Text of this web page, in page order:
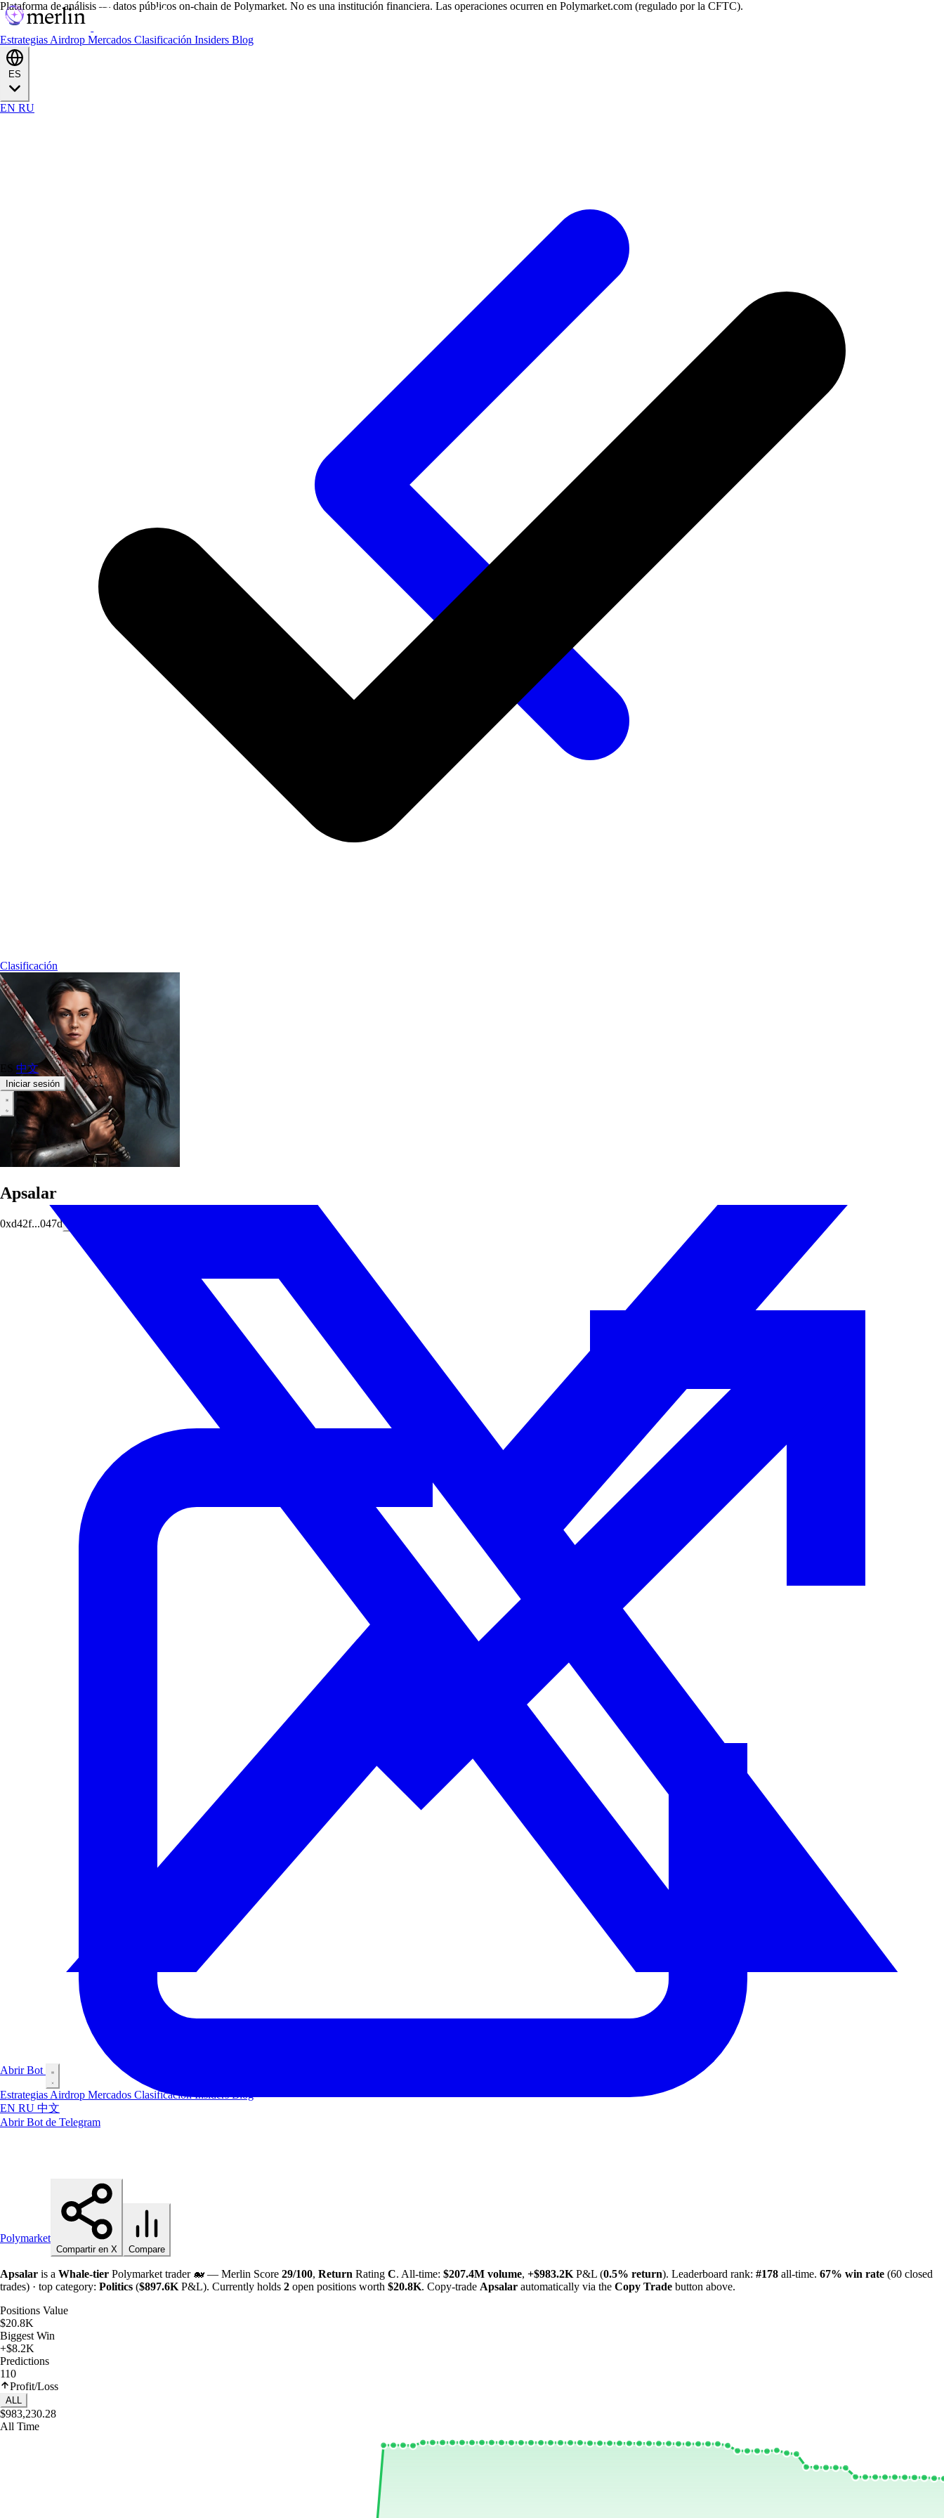
Estrategias Airdrop Mercados Clasificación Insiders Blog
EN RU
ES 中文
Iniciar sesión
Abrir Bot
Estrategias Airdrop Mercados ClasificaciónInsidersBlog
EN RU 中文
Abrir Bot de Telegram
Plataforma de análisis — datos públicos on-chain de Polymarket. No es una institución financiera. Las operaciones ocurren en Polymarket.com (regulado por la CFTC).
Clasificación
Apsalar
0xd42f...047d
Polymarket
Compartir en X Compare
Apsalar is a Whale-tier Polymarket trader 🐋 — Merlin Score 29/100, Return Rating C. All-time: $207.4M volume, +$983.2K P&L (0.5% return). Leaderboard rank: #178 all-time. 67% win rate (60 closed
trades) · top category: Politics ($897.6K P&L). Currently holds 2 open positions worth $20.8K. Copy-trade Apsalar automatically via the Copy Trade button above.
Positions Value
$20.8K
Biggest Win
+$8.2K
Predictions
110
Profit/Loss
ALL
$983,230.28
All Time